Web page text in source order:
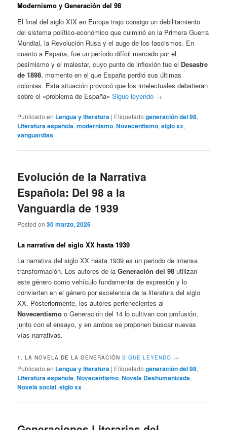
Modernismo y Generación del 98
El final del siglo XIX en Europa trajo consigo un debilitamiento
del sistema político-económico que culminó en la Primera Guerra
Mundial, la Revolución Rusa y el auge de los fascismos. En
cuanto a España, fue un período difícil marcado por el
pesimismo y el malestar, cuyo punto de inflexión fue el Desastre
de 1898, momento en el que España perdió sus últimas
colonias. Esta situación provocó que los intelectuales debatieran
sobre el «problema de España»Sigue leyendo →
Publicado en Lengua y literatura | Etiquetado generación del 98,
Literatura española,modernismo,Novecentismo,siglo xx,
vanguardias
Evolución de la Narrativa
Española: Del 98 a la
Vanguardia de 1939
Posted on30 marzo, 2026
La narrativa del siglo XX hasta 1939
La narrativa del siglo XX hasta 1939 es un periodo de intensa
transformación. Los autores de laGeneración del 98 utilizan
este género como vehículo fundamental de expresión y lo
convierten en el género por excelencia de la literatura del siglo
XX. Posteriormente, los autores pertenecientes al
Novecentismo o Generación del 14 lo cultivan con profusión,
junto con el ensayo, y en ambos se proponen buscar nuevas
vías narrativas.
1. LA NOVELA DE LA GENERACIÓNSIGUE LEYENDO →
Publicado en Lengua y literatura | Etiquetado generación del 98,
Literatura española,Novecentismo,Novela Deshumanizada,
Novela social,siglo xx